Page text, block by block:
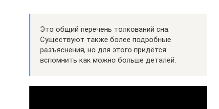
Это общий перечень толкований сна.
Существуют также более подробные
разъяснения, но для этого придётся
вспомнить как можно больше деталей.